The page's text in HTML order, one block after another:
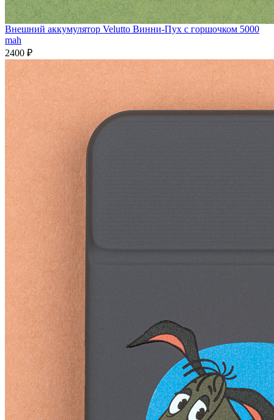
Внешний аккумулятор Velutto Винни-Пух с горшочком 5000
mah
2400 ₽